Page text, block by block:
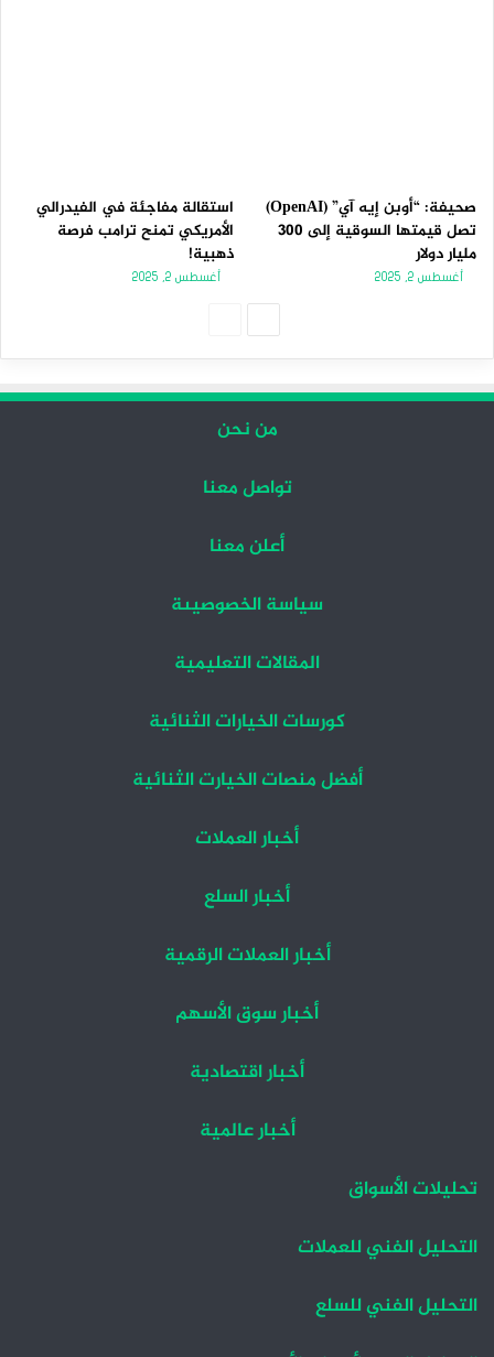
صحيفة: “أوبن إيه آي” (OpenAI)
تصل قيمتها السوقية إلى 300
مليار دولار
أغسطس 2, 2025
استقالة مفاجئة في الفيدرالي
الأمريكي تمنح ترامب فرصة
ذهبية!
أغسطس 2, 2025
من نحن
تواصل معنا
أعلن معنا
سياسة الخصوصيىة
المقالات التعليمية
كورسات الخيارات الثنائية
أفضل منصات الخيارت الثنائية
أخبار العملات
أخبار السلع
أخبار العملات الرقمية
أخبار سوق الأسهم
أخبار اقتصادية
أخبار عالمية
تحليلات الأسواق
التحليل الفني للعملات
التحليل الفني للسلع